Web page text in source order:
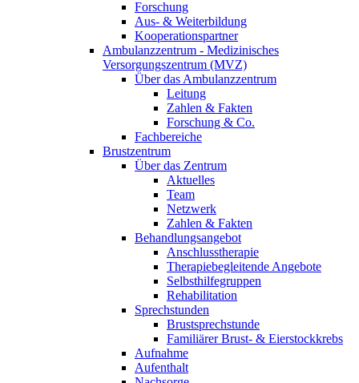
Forschung
Aus- & Weiterbildung
Kooperationspartner
Ambulanzzentrum - Medizinisches
Versorgungszentrum (MVZ)
Über das Ambulanzzentrum
Leitung
Zahlen & Fakten
Forschung & Co.
Fachbereiche
Brustzentrum
Über das Zentrum
Aktuelles
Team
Netzwerk
Zahlen & Fakten
Behandlungsangebot
Anschlusstherapie
Therapiebegleitende Angebote
Selbsthilfegruppen
Rehabilitation
Sprechstunden
Brustsprechstunde
Familiärer Brust- & Eierstockkrebs
Aufnahme
Aufenthalt